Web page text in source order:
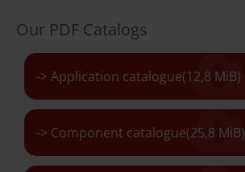
Our PDF Catalogs
-> Application catalogue(12,8 MiB)
-> Component catalogue(25,8 MiB)